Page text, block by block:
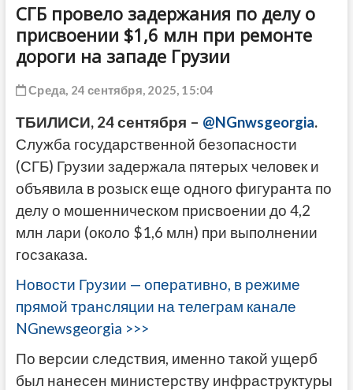
СГБ провело задержания по делу о
присвоении $1,6 млн при ремонте
дороги на западе Грузии
Среда, 24 сентября, 2025, 15:04
ТБИЛИСИ, 24 сентября – @NGnwsgeorgia.
Служба государственной безопасности
(СГБ) Грузии задержала пятерых человек и
объявила в розыск еще одного фигуранта по
делу о мошенническом присвоении до 4,2
млн лари (около $1,6 млн) при выполнении
госзаказа.
Новости Грузии — оперативно, в режиме
прямой трансляции на телеграм канале
NGnewsgeorgia >>>
По версии следствия, именно такой ущерб
был нанесен министерству инфраструктуры